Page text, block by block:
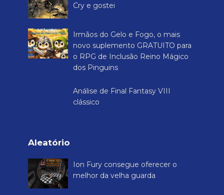
Cry e gostei
Irmãos do Gelo e Fogo, o mais
novo suplemento GRATUITO para
o RPG de Inclusão Reino Mágico
dos Pinguins
Análise de Final Fantasy VIII
clássico
Aleatório
Ion Fury consegue oferecer o
melhor da velha guarda